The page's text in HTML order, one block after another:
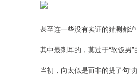
甚至连一些没有实证的猜测都缠
其中最刺耳的，莫过于“软饭男”
当初，向太似是而非的提了句“